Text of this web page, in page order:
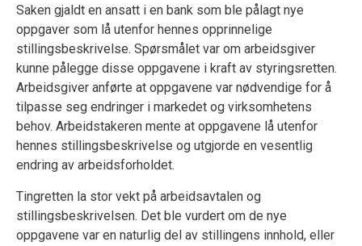
Saken gjaldt en ansatt i en bank som ble pålagt nye
oppgaver som lå utenfor hennes opprinnelige
stillingsbeskrivelse. Spørsmålet var om arbeidsgiver
kunne pålegge disse oppgavene i kraft av styringsretten.
Arbeidsgiver anførte at oppgavene var nødvendige for å
tilpasse seg endringer i markedet og virksomhetens
behov. Arbeidstakeren mente at oppgavene lå utenfor
hennes stillingsbeskrivelse og utgjorde en vesentlig
endring av arbeidsforholdet.
Tingretten la stor vekt på arbeidsavtalen og
stillingsbeskrivelsen. Det ble vurdert om de nye
oppgavene var en naturlig del av stillingens innhold, eller